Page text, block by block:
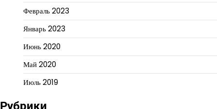
Февраль 2023
Январь 2023
Июнь 2020
Май 2020
Июль 2019
Рубрики